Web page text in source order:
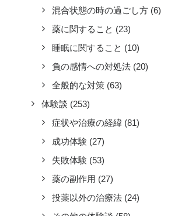
いと思う。また、躁転し始めるとすぐに
よいが、家族などの理解がないと難しい
と感じている。しかし、結婚は諦めよう
と思っている。婚活で気分が上がり下が
りすることがあるので。
by 匿名希望159
混合状態の時の過ごし方 (6)
薬に関すること (23)
睡眠に関すること (10)
負の感情への対処法 (20)
全般的な対策 (63)
体験談 (253)
症状や治療の経緯 (81)
成功体験 (27)
失敗体験 (53)
薬の副作用 (27)
投薬以外の治療法 (24)